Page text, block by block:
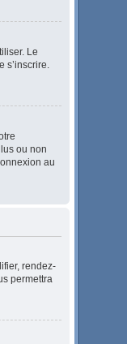
Le
s’inscrire.
ou non
au
rendez-
permettra